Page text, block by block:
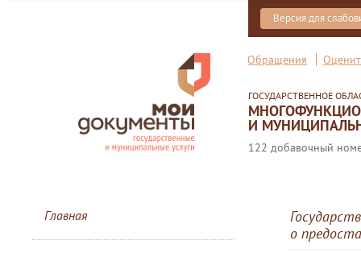
Версия для
Обращения
ГОСУДАРСТВЕННОЕ
И
122 добавочный
Главная
о